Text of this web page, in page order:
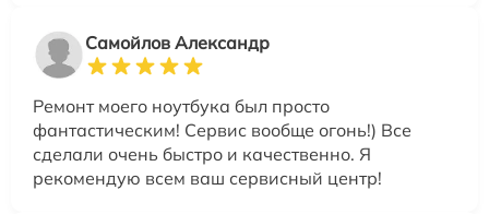
Самойлов Александр
Ремонт моего ноутбука был просто
фантастическим! Сервис вообще огонь!) Все
сделали очень быстро и качественно. Я
рекомендую всем ваш сервисный центр!